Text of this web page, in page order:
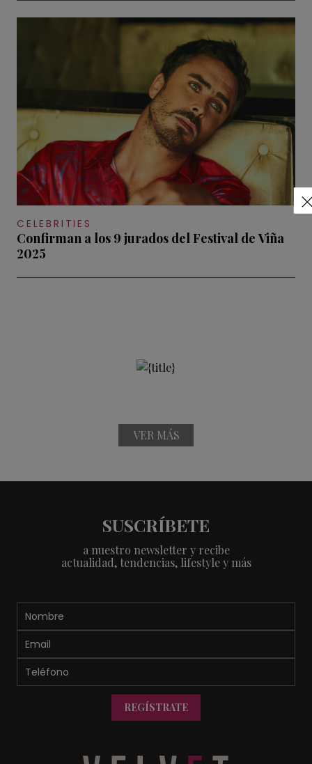
CELEBRITIES
Confirman a los 9 jurados del Festival de Viña
2025
VER MÁS
SUSCRÍBETE
a nuestro newsletter y recibe
actualidad, tendencias, lifestyle y más
REGÍSTRATE